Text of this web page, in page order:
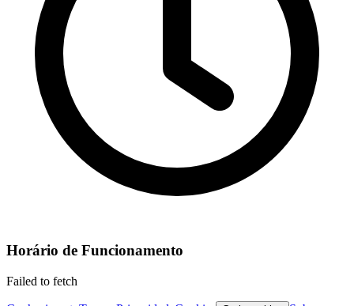
Horário de Funcionamento
Failed to fetch